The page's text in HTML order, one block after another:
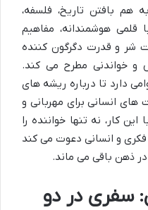
هم بافتن تاریخ، فلسفه،
قلمی هوشمندانه، مفاهیم
شر و قدرت دگرگون کننده
و خواندنی مطرح می کند.
دارد تا درباره ریشه های
انسانی برای مهربانی و
کار، نه تنها خواننده را
فکری و انسانی دعوت می کند
ذهن باقی می ماند.
سفری در دو